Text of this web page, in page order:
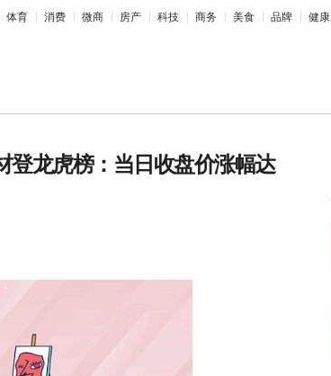
体育 消费 微商 房产 科技 商务 美食 品牌 健康
登龙虎榜：当日收盘价涨幅达